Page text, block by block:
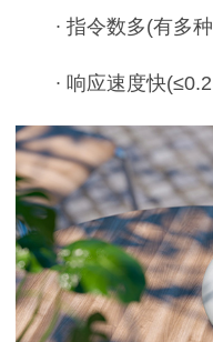
∙ 指令数多(有多
∙ 响应速度快